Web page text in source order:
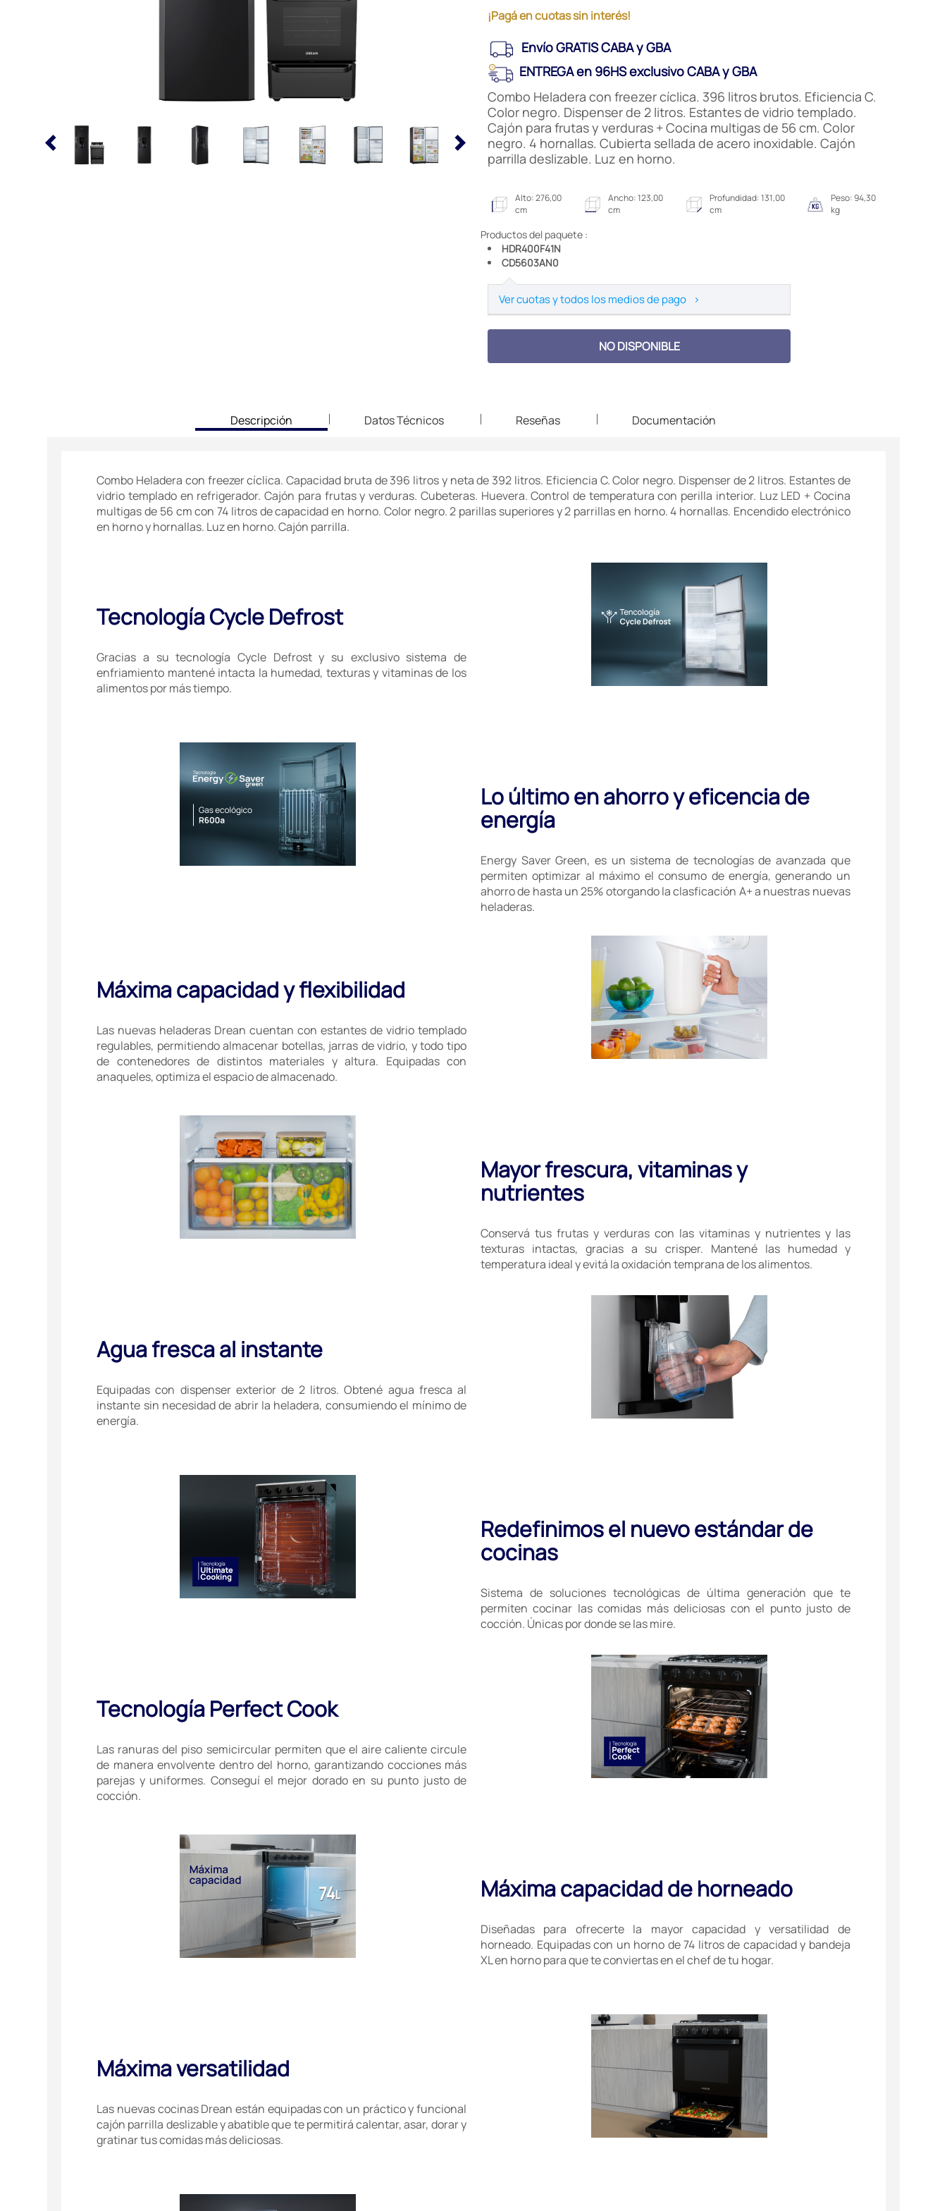
¡Pagá en cuotas sin interés!
Envío GRATIS CABA y GBA
ENTREGA en 96HS exclusivo CABA y GBA
Combo Heladera con freezer cíclica. 396 litros brutos. Eficiencia C.
Color negro. Dispenser de 2 litros. Estantes de vidrio templado.
Cajón para frutas y verduras + Cocina multigas de 56 cm. Color
negro. 4 hornallas. Cubierta sellada de acero inoxidable. Cajón
parrilla deslizable. Luz en horno.
Alto: 276,00
cm
Ancho: 123,00
cm
Profundidad: 131,00
cm
Peso: 94,30
kg
Productos del paquete :
HDR400F41N
CD5603AN0
Ver cuotas y todos los medios de pago >
NO DISPONIBLE
current
tab:
Descripción Datos Técnicos Reseñas Documentación
Combo Heladera con freezer cíclica. Capacidad bruta de 396 litros y neta de 392 litros. Eficiencia C. Color negro. Dispenser de 2 litros. Estantes de
vidrio templado en refrigerador. Cajón para frutas y verduras. Cubeteras. Huevera. Control de temperatura con perilla interior. Luz LED + Cocina
multigas de 56 cm con 74 litros de capacidad en horno. Color negro. 2 parillas superiores y 2 parrillas en horno. 4 hornallas. Encendido electrónico
en horno y hornallas. Luz en horno. Cajón parrilla.
Tecnología Cycle Defrost
Gracias a su tecnología Cycle Defrost y su exclusivo sistema de
enfriamiento mantené intacta la humedad, texturas y vitaminas de los
alimentos por más tiempo.
Lo último en ahorro y eficencia de
energía
Energy Saver Green, es un sistema de tecnologías de avanzada que
permiten optimizar al máximo el consumo de energía, generando un
ahorro de hasta un 25% otorgando la clasficación A+ a nuestras nuevas
heladeras.
Máxima capacidad y flexibilidad
Las nuevas heladeras Drean cuentan con estantes de vidrio templado
regulables, permitiendo almacenar botellas, jarras de vidrio, y todo tipo
de contenedores de distintos materiales y altura. Equipadas con
anaqueles, optimiza el espacio de almacenado.
Mayor frescura, vitaminas y
nutrientes
Conservá tus frutas y verduras con las vitaminas y nutrientes y las
texturas intactas, gracias a su crisper. Mantené las humedad y
temperatura ideal y evitá la oxidación temprana de los alimentos.
Agua fresca al instante
Equipadas con dispenser exterior de 2 litros. Obtené agua fresca al
instante sin necesidad de abrir la heladera, consumiendo el mínimo de
energía.
Redefinimos el nuevo estándar de
cocinas
Sistema de soluciones tecnológicas de última generación que te
permiten cocinar las comidas más deliciosas con el punto justo de
cocción. Únicas por donde se las mire.
Tecnología Perfect Cook
Las ranuras del piso semicircular permiten que el aire caliente circule
de manera envolvente dentro del horno, garantizando cocciones más
parejas y uniformes. Conseguí el mejor dorado en su punto justo de
cocción.
Máxima capacidad de horneado
Diseñadas para ofrecerte la mayor capacidad y versatilidad de
horneado. Equipadas con un horno de 74 litros de capacidad y bandeja
XL en horno para que te conviertas en el chef de tu hogar.
Máxima versatilidad
Las nuevas cocinas Drean están equipadas con un práctico y funcional
cajón parrilla deslizable y abatible que te permitirá calentar, asar, dorar y
gratinar tus comidas más deliciosas.